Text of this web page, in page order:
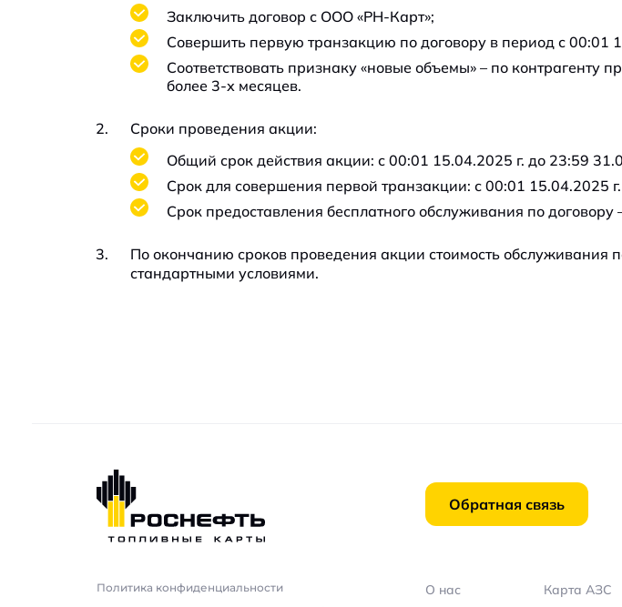
Заключить договор с ООО «РН-Карт»;
Совершить первую транзакцию по договору в период с 00:01
Соответствовать признаку «новые объемы» – по
более 3-х месяцев.
Сроки проведения акции:
Общий срок действия акции: с 00:01 15.04.2025 г. до 23:59
Срок для совершения первой транзакции: с 00:01 15.04.2025
Срок предоставления бесплатного обслуживания по договору
По окончанию сроков проведения акции стоимость обслуживания
стандартными условиями.
Политика конфиденциальности
Обратная связь
О нас Карта АЗС